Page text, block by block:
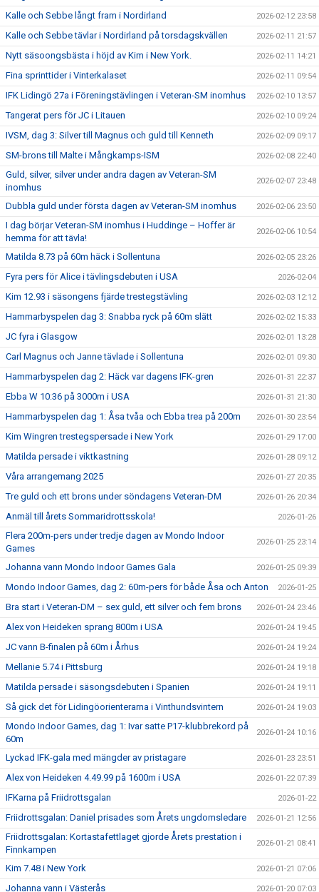
Kalle och Sebbe långt fram i Nordirland 2026-02-12 23:58
Kalle och Sebbe tävlar i Nordirland på torsdagskvällen 2026-02-11 21:57
Nytt säsoongsbästa i höjd av Kim i New York. 2026-02-11 14:21
Fina sprinttider i Vinterkalaset 2026-02-11 09:54
IFK Lidingö 27a i Föreningstävlingen i Veteran-SM inomhus 2026-02-10 13:57
Tangerat pers för JC i Litauen 2026-02-10 09:24
IVSM, dag 3: Silver till Magnus och guld till Kenneth 2026-02-09 09:17
SM-brons till Malte i Mångkamps-ISM 2026-02-08 22:40
Guld, silver, silver under andra dagen av Veteran-SM
inomhus
2026-02-07 23:48
Dubbla guld under första dagen av Veteran-SM inomhus 2026-02-06 23:50
I dag börjar Veteran-SM inomhus i Huddinge – Hoffer är
hemma för att tävla!
2026-02-06 10:54
Matilda 8.73 på 60m häck i Sollentuna 2026-02-05 23:26
Fyra pers för Alice i tävlingsdebuten i USA 2026-02-04
Kim 12.93 i säsongens fjärde trestegstävling 2026-02-03 12:12
Hammarbyspelen dag 3: Snabba ryck på 60m slätt 2026-02-02 15:33
JC fyra i Glasgow 2026-02-01 13:28
Carl Magnus och Janne tävlade i Sollentuna 2026-02-01 09:30
Hammarbyspelen dag 2: Häck var dagens IFK-gren 2026-01-31 22:37
Ebba W 10:36 på 3000m i USA 2026-01-31 21:30
Hammarbyspelen dag 1: Åsa tvåa och Ebba trea på 200m 2026-01-30 23:54
Kim Wingren trestegspersade i New York 2026-01-29 17:00
Matilda persade i viktkastning 2026-01-28 09:12
Våra arrangemang 2025 2026-01-27 20:35
Tre guld och ett brons under söndagens Veteran-DM 2026-01-26 20:34
Anmäl till årets Sommaridrottsskola! 2026-01-26
Flera 200m-pers under tredje dagen av Mondo Indoor
Games
2026-01-25 23:14
Johanna vann Mondo Indoor Games Gala 2026-01-25 09:39
Mondo Indoor Games, dag 2: 60m-pers för både Åsa och Anton 2026-01-25
Bra start i Veteran-DM – sex guld, ett silver och fem brons 2026-01-24 23:46
Alex von Heideken sprang 800m i USA 2026-01-24 19:45
JC vann B-finalen på 60m i Århus 2026-01-24 19:24
Mellanie 5.74 i Pittsburg 2026-01-24 19:18
Matilda persade i säsongsdebuten i Spanien 2026-01-24 19:11
Så gick det för Lidingöorienterarna i Vinthundsvintern 2026-01-24 19:03
Mondo Indoor Games, dag 1: Ivar satte P17-klubbrekord på
60m
2026-01-24 10:16
Lyckad IFK-gala med mängder av pristagare 2026-01-23 23:51
Alex von Heideken 4.49.99 på 1600m i USA 2026-01-22 07:39
IFKarna på Friidrottsgalan 2026-01-22
Friidrottsgalan: Daniel prisades som Årets ungdomsledare 2026-01-21 12:56
Friidrottsgalan: Kortastafettlaget gjorde Årets prestation i
Finnkampen
2026-01-21 08:41
Kim 7.48 i New York 2026-01-21 07:06
Johanna vann i Västerås 2026-01-20 07:03